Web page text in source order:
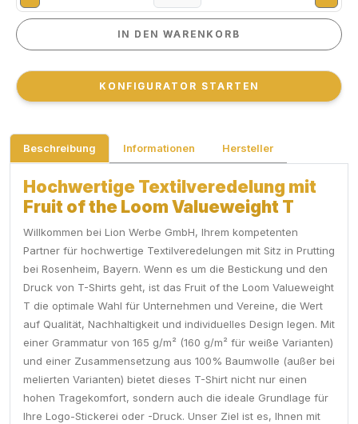
IN DEN WARENKORB
IN DEN WARENKORB
KONFIGURATOR STARTEN
KONFIGURATOR STARTEN
Beschreibung Informationen Hersteller
Hochwertige Textilveredelung mit
Fruit of the Loom Valueweight T
Willkommen bei Lion Werbe GmbH, Ihrem kompetenten
Partner für hochwertige Textilveredelungen mit Sitz in Prutting
bei Rosenheim, Bayern. Wenn es um die Bestickung und den
Druck von T-Shirts geht, ist das Fruit of the Loom Valueweight
T die optimale Wahl für Unternehmen und Vereine, die Wert
auf Qualität, Nachhaltigkeit und individuelles Design legen. Mit
einer Grammatur von 165 g/m² (160 g/m² für weiße Varianten)
und einer Zusammensetzung aus 100% Baumwolle (außer bei
melierten Varianten) bietet dieses T-Shirt nicht nur einen
hohen Tragekomfort, sondern auch die ideale Grundlage für
Ihre Logo-Stickerei oder -Druck. Unser Ziel ist es, Ihnen mit